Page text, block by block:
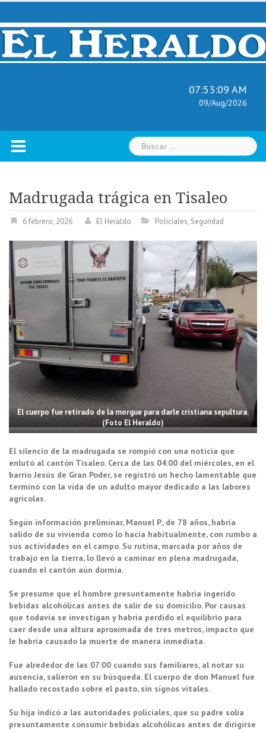
Skip
content
07:53:10 AM
09/Aug/2026
Buscar:
Madrugada trágica en Tisaleo
6 febrero, 2026 El Heraldo Policiales, Seguridad
El cuerpo fue retirado de la morgue para darle cristiana sepultura.
(Foto El Heraldo)
El silencio de la madrugada se rompió con una noticia que
enlutó al cantón Tisaleo. Cerca de las 04:00 del miércoles, en el
barrio Jesús de Gran Poder, se registró un hecho lamentable que
terminó con la vida de un adulto mayor dedicado a las labores
agrícolas.
Según información preliminar, Manuel P., de 78 años, habría
salido de su vivienda como lo hacía habitualmente, con rumbo a
sus actividades en el campo. Su rutina, marcada por años de
trabajo en la tierra, lo llevó a caminar en plena madrugada,
cuando el cantón aún dormía.
Se presume que el hombre presuntamente habría ingerido
bebidas alcohólicas antes de salir de su domicilio. Por causas
que todavía se investigan y habría perdido el equilibrio para
caer desde una altura aproximada de tres metros, impacto que
le habría causado la muerte de manera inmediata.
Fue alrededor de las 07:00 cuando sus familiares, al notar su
ausencia, salieron en su búsqueda. El cuerpo de don Manuel fue
hallado recostado sobre el pasto, sin signos vitales.
Su hija indicó a las autoridades policiales, que su padre solía
presuntamente consumir bebidas alcohólicas antes de dirigirse